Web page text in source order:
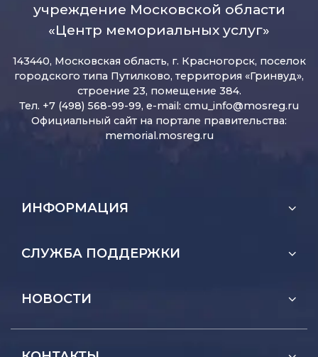
учреждение Московской области
«Центр мемориальных услуг»
143440, Московская область, г. Красногорск, поселок
городского типа Путилково, территория «Гринвуд»,
строение 23, помещение 384.
Тел. +7 (498) 568-99-99, e-mail: cmu_info@mosreg.ru
Официальный сайт на портале правительства:
memorial.mosreg.ru
ИНФОРМАЦИЯ
СЛУЖБА ПОДДЕРЖКИ
НОВОСТИ